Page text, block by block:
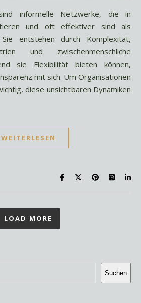
und oft effektiver sind als
entstehen durch Komplexität,
und zwischenmenschliche
sie Flexibilität bieten können,
mit sich. Um Organisationen
diese unsichtbaren Dynamiken
WEITERLESEN
LOAD MORE
Suchen